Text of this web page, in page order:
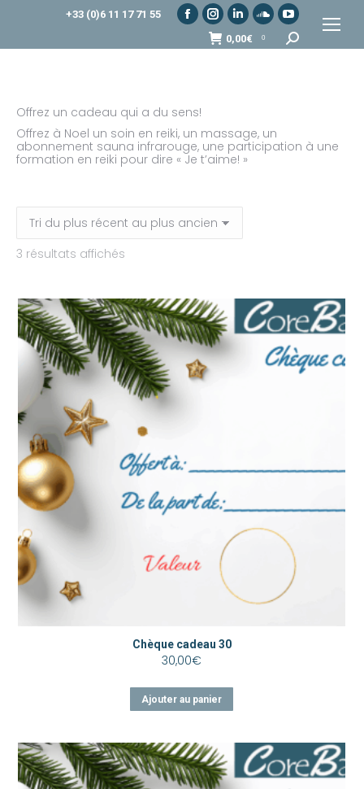
+33 (0)6 11 17 71 55
Facebook
page
new
window
Instagram
page
window
LinkedIn
page
window
SoundCloud
page
window
YouTube
page
0,00€ 0
Recherche
:
Offrez un cadeau qui a du sens!
Offrez à Noel un soin en reiki, un massage, un
abonnement sauna infrarouge, une participation à une
formation en reiki pour dire « Je t’aime! »
3 résultats affichés
au
plus
ancien
Chèque cadeau 30
30,00€
Ajouter au panier